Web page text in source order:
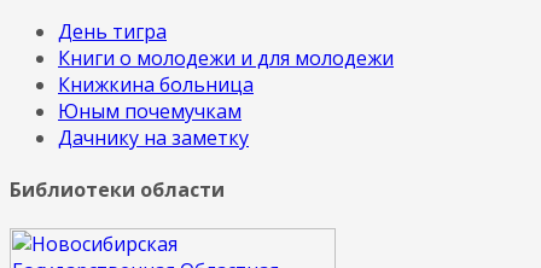
День тигра
Книги о молодежи и для молодежи
Книжкина больница
Юным почемучкам
Дачнику на заметку
Библиотеки области